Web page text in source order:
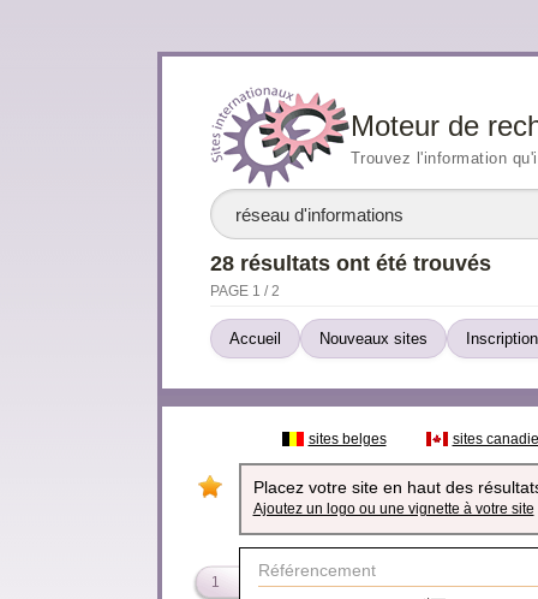
Moteur de
Trouvez l'information
28 résultats ont été trouvés
PAGE 1 / 2
Accueil Nouveaux sites
sites belges sites
Placez votre site en haut des
Ajoutez un logo ou une vignette à votre site
1
Référencement